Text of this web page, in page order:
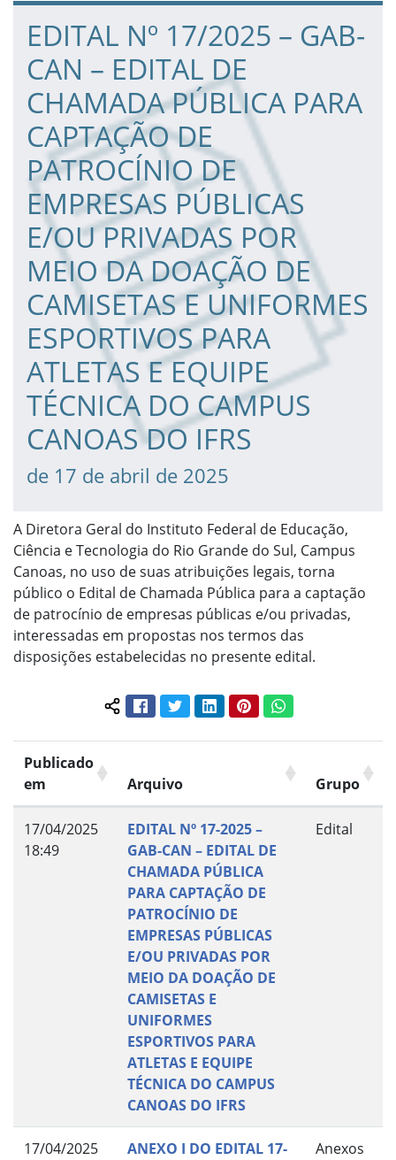
Fim da navegação
Início do conteúdo
EDITAL Nº 17/2025 – GAB-
CAN – EDITAL DE
CHAMADA PÚBLICA PARA
CAPTAÇÃO DE
PATROCÍNIO DE
EMPRESAS PÚBLICAS
E/OU PRIVADAS POR
MEIO DA DOAÇÃO DE
CAMISETAS E UNIFORMES
ESPORTIVOS PARA
ATLETAS E EQUIPE
TÉCNICA DO CAMPUS
CANOAS DO IFRS
de 17 de abril de 2025
A Diretora Geral do Instituto Federal de Educação,
Ciência e Tecnologia do Rio Grande do Sul, Campus
Canoas, no uso de suas atribuições legais, torna
público o Edital de Chamada Pública para a captação
de patrocínio de empresas públicas e/ou privadas,
interessadas em propostas nos termos das
disposições estabelecidas no presente edital.
Compartilhar conteúdo:
FacebookTwitterLinkedInPinterestWhatsApp
Publicado
em
Arquivo Grupo
17/04/2025
18:49
EDITAL Nº 17-2025 –
GAB-CAN – EDITAL DE
CHAMADA PÚBLICA
PARA CAPTAÇÃO DE
PATROCÍNIO DE
EMPRESAS PÚBLICAS
E/OU PRIVADAS POR
MEIO DA DOAÇÃO DE
CAMISETAS E
UNIFORMES
ESPORTIVOS PARA
ATLETAS E EQUIPE
TÉCNICA DO CAMPUS
CANOAS DO IFRS
Edital
17/04/2025
ANEXO I DO EDITAL 17-
Anexos